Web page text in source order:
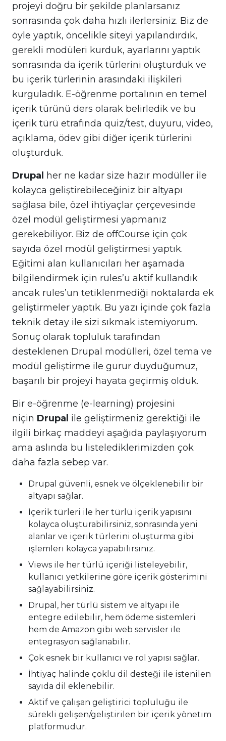
projeyi doğru bir şekilde planlarsanız
sonrasında çok daha hızlı ilerlersiniz. Biz de
öyle yaptık, öncelikle siteyi yapılandırdık,
gerekli modüleri kurduk, ayarlarını yaptık
sonrasında da içerik türlerini oluşturduk ve
bu içerik türlerinin arasındaki ilişkileri
kurguladık. E-öğrenme portalının en temel
içerik türünü ders olarak belirledik ve bu
içerik türü etrafında quiz/test, duyuru, video,
açıklama, ödev gibi diğer içerik türlerini
oluşturduk.
Drupal
her ne kadar size hazır modüller ile
kolayca geliştirebileceğiniz bir altyapı
sağlasa bile, özel ihtiyaçlar çerçevesinde
özel modül geliştirmesi yapmanız
gerekebiliyor. Biz de offCourse için çok
sayıda özel modül geliştirmesi yaptık.
Eğitimi alan kullanıcıları her aşamada
bilgilendirmek için rules’u aktif kullandık
ancak rules’un tetiklenmediği noktalarda ek
geliştirmeler yaptık. Bu yazı içinde çok fazla
teknik detay ile sizi sıkmak istemiyorum.
Sonuç olarak topluluk tarafından
desteklenen Drupal modülleri, özel tema ve
modül geliştirme ile gurur duyduğumuz,
başarılı bir projeyi hayata geçirmiş olduk.
Bir e-öğrenme (e-learning) projesini
niçin Drupal ile geliştirmeniz gerektiği ile
ilgili birkaç maddeyi aşağıda paylaşıyorum
ama aslında bu listelediklerimizden çok
daha fazla sebep var.
Drupal güvenli, esnek ve ölçeklenebilir bir
altyapı sağlar.
İçerik türleri ile her türlü içerik yapısını
kolayca oluşturabilirsiniz, sonrasında yeni
alanlar ve içerik türlerini oluşturma gibi
işlemleri kolayca yapabilirsiniz.
Views ile her türlü içeriği listeleyebilir,
kullanıcı yetkilerine göre içerik gösterimini
sağlayabilirsiniz.
Drupal, her türlü sistem ve altyapı ile
entegre edilebilir, hem ödeme sistemleri
hem de Amazon gibi web servisler ile
entegrasyon sağlanabilir.
Çok esnek bir kullanıcı ve rol yapısı sağlar.
İhtiyaç halinde çoklu dil desteği ile istenilen
sayıda dil eklenebilir.
Aktif ve çalışan geliştirici topluluğu ile
sürekli gelişen/geliştirilen bir içerik yönetim
platformudur.